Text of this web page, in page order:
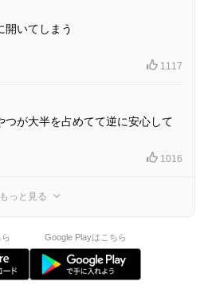
開いてしまう
1117
つが大半を占めてて逆に安心して
1016
もっと見る
Google Playはこちら